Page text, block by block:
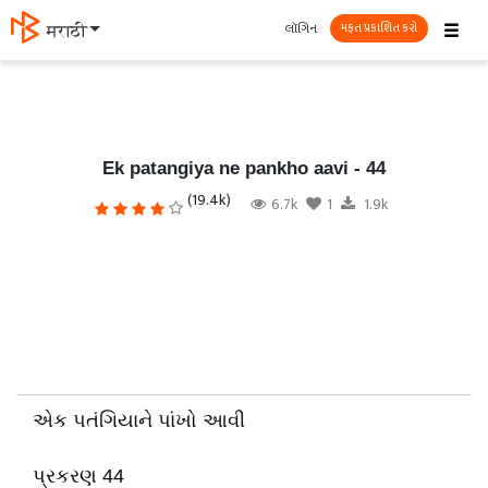
தமிழ் ☰
લૉગિન મફત પ્રકાશિત કરો
Ek patangiya ne pankho aavi - 44
(19.4k) 6.7k 1 1.9k
એક પતંગિયાને પાંખો આવી
પ્રકરણ 44